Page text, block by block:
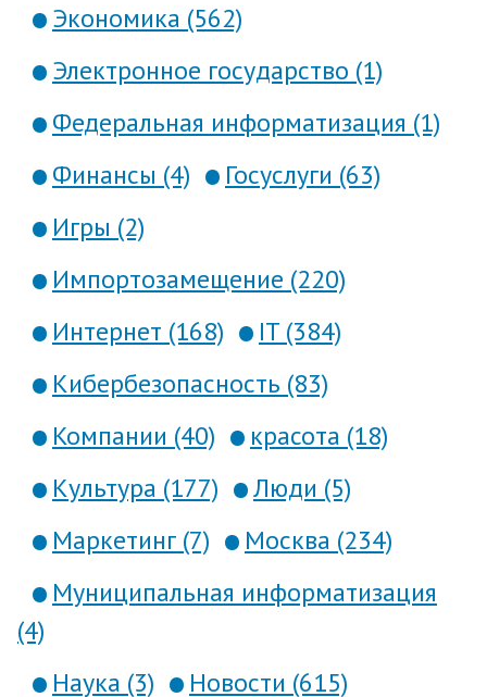
Экономика (562)
Электронное государство (1)
Федеральная информатизация (1)
Финансы (4)
Госуслуги (63)
Игры (2)
Импортозамещение (220)
Интернет (168)
IT (384)
Кибербезопасность (83)
Компании (40)
красота (18)
Культура (177)
Люди (5)
Маркетинг (7)
Москва (234)
Муниципальная информатизация
(4)
Наука (3)
Новости (615)